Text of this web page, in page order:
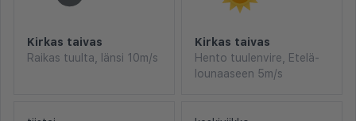
Kirkas taivas
Raikas tuulta, länsi 10m/s
Kirkas taivas
Hento tuulenvire, Etelä-
lounaaseen 5m/s